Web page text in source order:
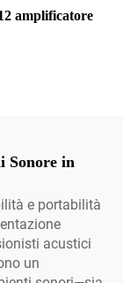
amplificatore
Sonore in
e portabilità
acustici
un